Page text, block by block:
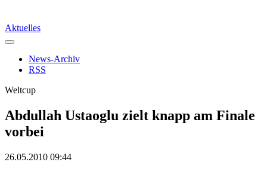
Aktuelles
News-Archiv
RSS
Weltcup
Abdullah Ustaoglu zielt knapp am Finale
vorbei
26.05.2010 09:44